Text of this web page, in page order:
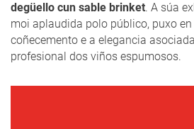
degüello cun sable brinket. A súa
moi aplaudida polo público, puxo
coñecemento e a elegancia
profesional dos viños espumosos.